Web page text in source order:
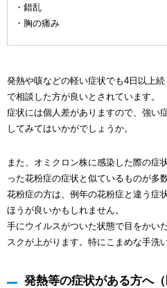
・錯乱
・胸の痛み
発熱や咳などの軽い症状でも4日以上
で相談した方が良いとされています。
症状には個人差がありますので、強い
してみてはいかがでしょうか。
また、オミクロン株に感染した際の症
った花粉症の症状と似ているものが多
花粉症の方は、例年の花粉症と違う症
ほうが良いかもしれません。
手にウイルスがついた状態で目をかい
スクが上がります。特にこまめな手洗
発熱等の症状がある方へ